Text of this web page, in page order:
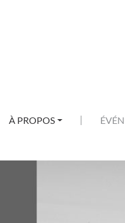
À PROPOS